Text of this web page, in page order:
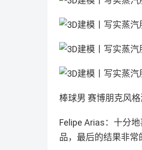
棒球男 赛博朋克风
Felipe Arias：十分
品，最后的结果非常